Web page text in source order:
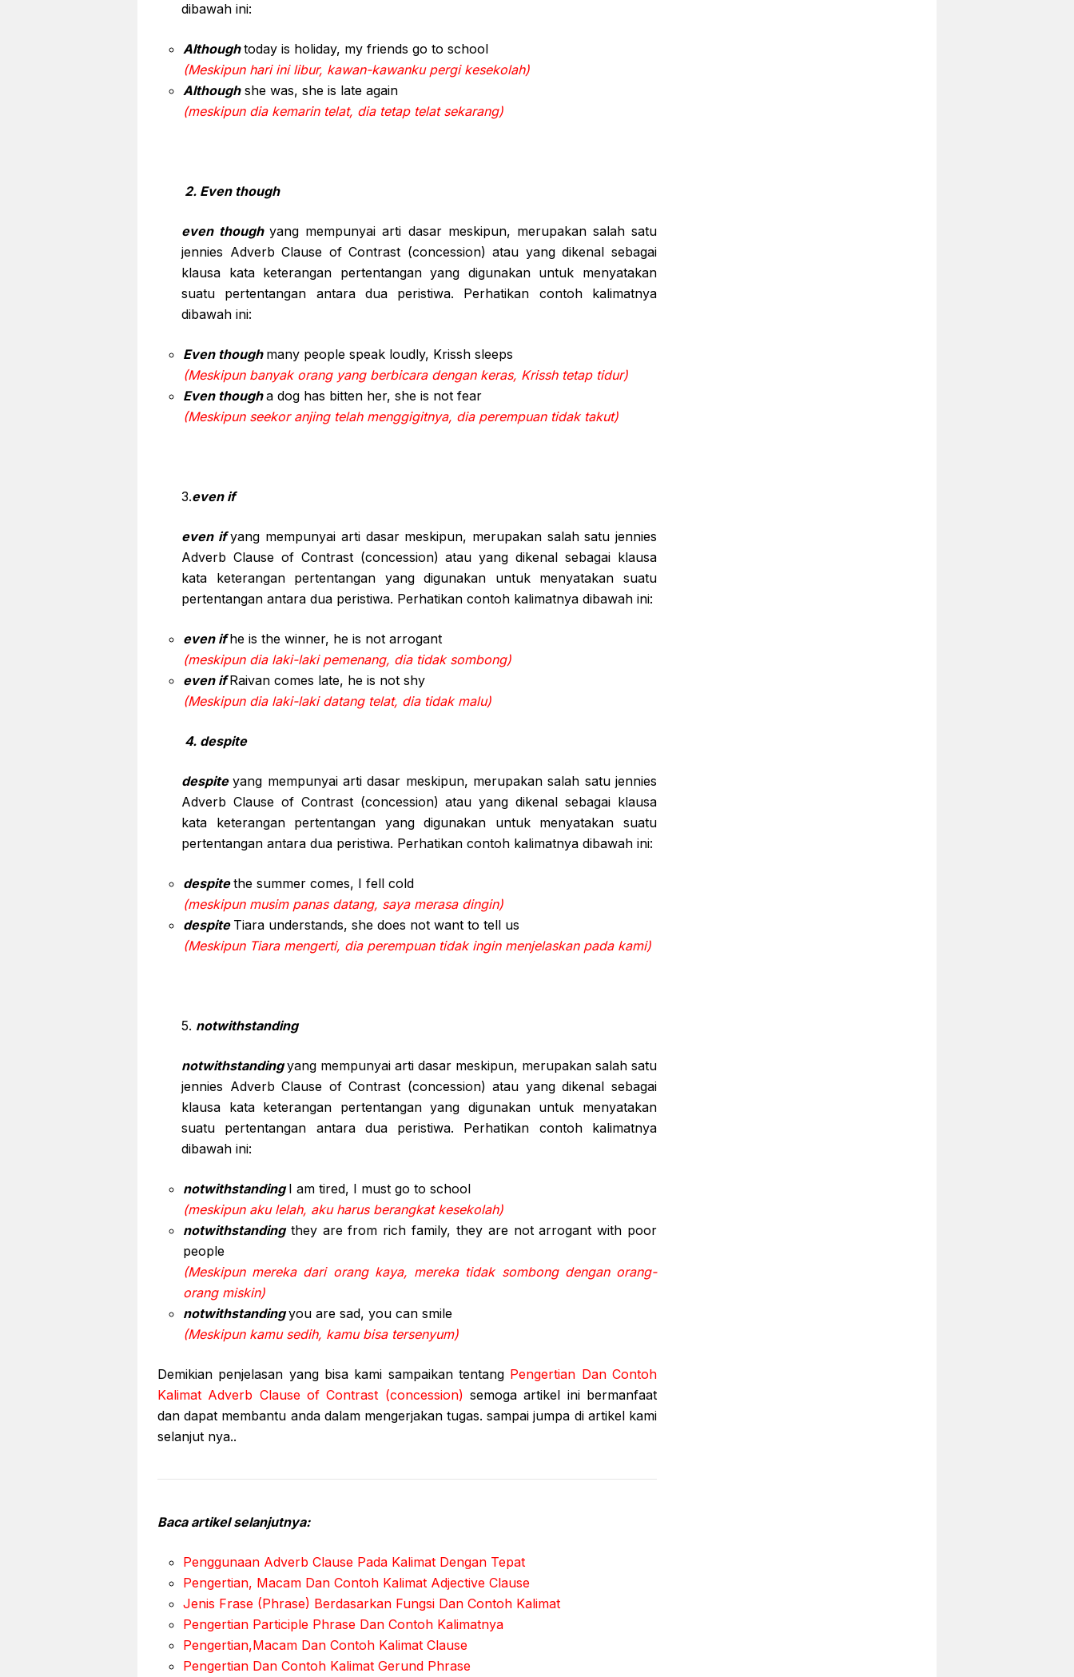
dibawah ini:
Althoughtoday is holiday, my friends go to school
(Meskipun hari ini libur, kawan-kawanku pergi kesekolah)
Althoughshe was, she is late again
(meskipun dia kemarin telat, dia tetap telat sekarang)
2. Even though
even thoughyang mempunyai arti dasar meskipun, merupakan salah satu
jennies Adverb Clause of Contrast (concession) atau yang dikenal sebagai
klausa kata keterangan pertentangan yang digunakan untuk menyatakan
suatu pertentangan antara dua peristiwa. Perhatikan contoh kalimatnya
dibawah ini:
Even though many people speak loudly, Krissh sleeps
(Meskipun banyak orang yang berbicara dengan keras, Krissh tetap tidur)
Even thougha dog has bitten her, she is not fear
(Meskipun seekor anjing telah menggigitnya, dia perempuan tidak takut)
3.even if
even ifyang mempunyai arti dasar meskipun, merupakan salah satu jennies
Adverb Clause of Contrast (concession) atau yang dikenal sebagai klausa
kata keterangan pertentangan yang digunakan untuk menyatakan suatu
pertentangan antara dua peristiwa. Perhatikan contoh kalimatnya dibawah ini:
even ifhe is the winner, he is not arrogant
(meskipun dia laki-laki pemenang, dia tidak sombong)
even ifRaivan comes late, he is not shy
(Meskipun dia laki-laki datang telat, dia tidak malu)
4. despite
despiteyang mempunyai arti dasar meskipun, merupakan salah satu jennies
Adverb Clause of Contrast (concession) atau yang dikenal sebagai klausa
kata keterangan pertentangan yang digunakan untuk menyatakan suatu
pertentangan antara dua peristiwa. Perhatikan contoh kalimatnya dibawah ini:
despitethe summer comes, I fell cold
(meskipun musim panas datang, saya merasa dingin)
despite Tiara understands, she does not want to tell us
(Meskipun Tiara mengerti, dia perempuan tidak ingin menjelaskan pada kami)
5. notwithstanding
notwithstandingyang mempunyai arti dasar meskipun, merupakan salah satu
jennies Adverb Clause of Contrast (concession) atau yang dikenal sebagai
klausa kata keterangan pertentangan yang digunakan untuk menyatakan
suatu pertentangan antara dua peristiwa. Perhatikan contoh kalimatnya
dibawah ini:
notwithstandingI am tired, I must go to school
(meskipun aku lelah, aku harus berangkat kesekolah)
notwithstandingthey are from rich family, they are not arrogant with poor
people
(Meskipun mereka dari orang kaya, mereka tidak sombong dengan orang-
orang miskin)
notwithstandingyou are sad, you can smile
(Meskipun kamu sedih, kamu bisa tersenyum)
Demikian penjelasan yang bisa kami sampaikan tentang Pengertian Dan Contoh
Kalimat Adverb Clause of Contrast (concession) semoga artikel ini bermanfaat
dan dapat membantu anda dalam mengerjakan tugas. sampai jumpa di artikel kami
selanjut nya..
Baca artikel selanjutnya:
Penggunaan Adverb Clause Pada Kalimat Dengan Tepat
Pengertian, Macam Dan Contoh Kalimat Adjective Clause
Jenis Frase (Phrase) Berdasarkan Fungsi Dan Contoh Kalimat
Pengertian Participle Phrase Dan Contoh Kalimatnya
Pengertian,Macam Dan Contoh Kalimat Clause
Pengertian Dan Contoh Kalimat Gerund Phrase